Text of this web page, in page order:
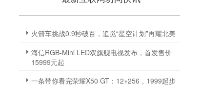
火箭车挑战0.9秒破百，追觅“星空计划”再耀北美
海信RGB-Mini LED双旗舰电视发布，首发售价
15999元起
一条带你看完荣耀X50 GT：12+256，1999起步